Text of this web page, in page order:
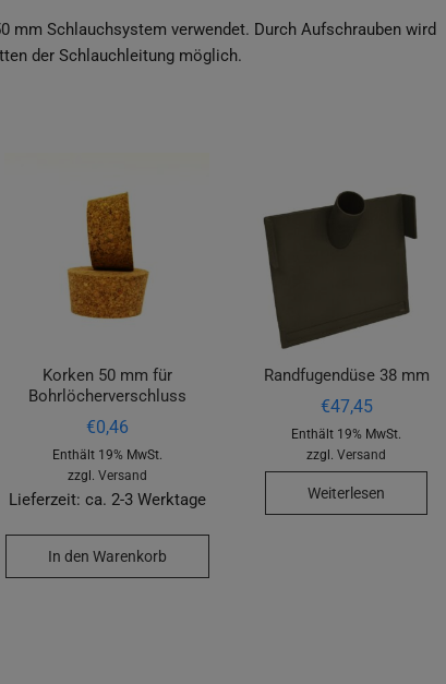
Schlauchsystem verwendet. Durch Aufschrauben wird
der Schlauchleitung möglich.
Korken 50 mm für
Bohrlöcherverschluss
€0,46
Enthält 19% MwSt.
zzgl. Versand
Lieferzeit: ca. 2-3 Werktage
In den Warenkorb
Randfugendüse 38 mm
€47,45
Enthält 19% MwSt.
zzgl.Versand
Weiterlesen